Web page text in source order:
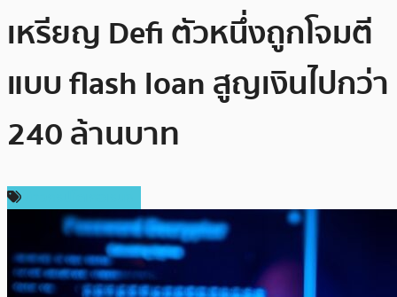
เหรียญ Defi ตัวหนึ่งถูกโจมตี
แบบ flash loan สูญเงินไปกว่า
240 ล้านบาท